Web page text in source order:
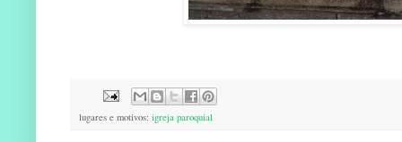
lugares e motivos: igreja paroquial